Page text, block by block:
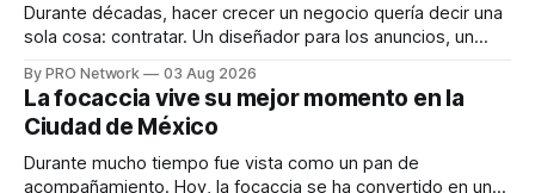
Durante décadas, hacer crecer un negocio quería decir una
sola cosa: contratar. Un diseñador para los anuncios, un
para los textos, alguien que supiera de publicidad digital
para encontrar prospectos, un vendedor para atender
llamadas y mensajes, y —con suerte— una persona
By PRO Network 03 Aug 2026
La focaccia vive su mejor momento en la
Ciudad de México
Durante mucho tiempo fue vista como un pan de
acompañamiento. Hoy, la focaccia se ha convertido en uno